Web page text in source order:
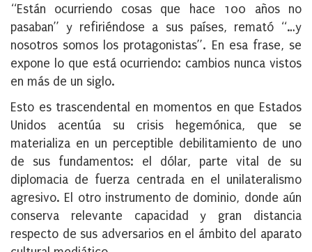
“Están ocurriendo cosas que hace 100 años no
pasaban” y refiriéndose a sus países, remató “…y
nosotros somos los protagonistas”. En esa frase, se
expone lo que está ocurriendo: cambios nunca vistos
en más de un siglo.
Esto es trascendental en momentos en que Estados
Unidos acentúa su crisis hegemónica, que se
materializa en un perceptible debilitamiento de uno
de sus fundamentos: el dólar, parte vital de su
diplomacia de fuerza centrada en el unilateralismo
agresivo. El otro instrumento de dominio, donde aún
conserva relevante capacidad y gran distancia
respecto de sus adversarios en el ámbito del aparato